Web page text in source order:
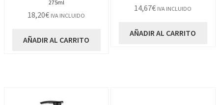
275ml
18,20€ IVA INCLUIDO
AÑADIR AL CARRITO
14,67€ IVA INCLUIDO
AÑADIR AL CARRITO